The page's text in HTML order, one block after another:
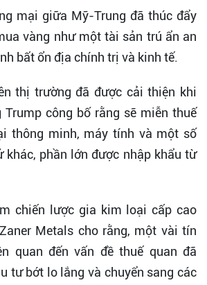
mại giữa Mỹ-Trung đã thúc đẩy
vàng như một tài sản trú ẩn an
bất ổn địa chính trị và kinh tế.
thị trường đã được cải thiện khi
Trump công bố rằng sẽ miễn thuế
thông minh, máy tính và một số
khác, phần lớn được nhập khẩu từ
chiến lược gia kim loại cấp cao
Metals cho rằng, một vài tín
quan đến vấn đề thuế quan đã
tư bớt lo lắng và chuyển sang các